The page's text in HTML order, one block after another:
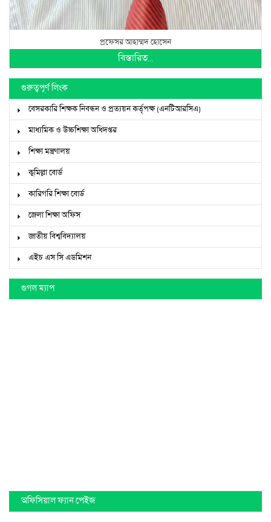
প্রফেসর আহাম্মদ হোসেন
বিস্তারিত...
গুরুত্বপূর্ণ লিংক
বেসরকারি শিক্ষক নিবন্ধন ও প্রত্যয়ন কর্তৃপক্ষ (এনটিআরসিএ)
মাধ্যমিক ও উচ্চশিক্ষা অধিদপ্তর
শিক্ষা মন্ত্রণালয়
কুমিল্লা বোর্ড
কারিগরি শিক্ষা বোর্ড
জেলা শিক্ষা অফিস
জাতীয় বিশ্ববিদ্যালয়
এইচ এস সি এডমিশন
গুগল ম্যাপ
অফিসিয়াল ফ্যান পেইজ